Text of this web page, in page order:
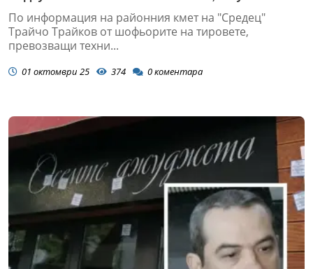
По информация на районния кмет на "Средец"
Трайчо Трайков от шофьорите на тировете,
превозващи техни...
01 октомври 25 374 0коментара